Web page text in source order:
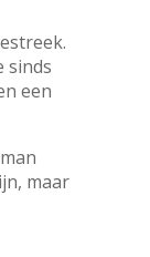
sinds
een
maar